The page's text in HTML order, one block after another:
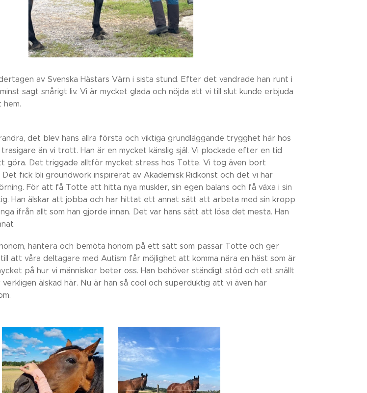
av Svenska Hästars Värn i sista stund. Efter det vandrade han runt i
sagt snårigt liv. Vi är mycket glada och nöjda att vi till slut kunde erbjuda
det blev hans allra första och viktiga grundläggande trygghet här hos
än vi trott. Han är en mycket känslig själ. Vi plockade efter en tid
göra. Det triggade alltför mycket stress hos Totte. Vi tog även bort
fick bli groundwork inspirerat av Akademisk Ridkonst och det vi har
För att få Totte att hitta nya muskler, sin egen balans och få växa i sin
Han älskar att jobba och har hittat ett annat sätt att arbeta med sin kropp
ifrån allt som han gjorde innan. Det var hans sätt att lösa det mesta. Han
hantera och bemöta honom på ett sätt som passar Totte och ger
att våra deltagare med Autism får möjlighet att komma nära en häst som är
på hur vi människor beter oss. Han behöver ständigt stöd och ett snällt
älskad här. Nu är han så cool och superduktig att vi även har